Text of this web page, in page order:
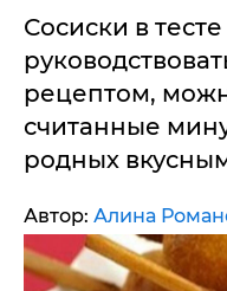
Сосиски в
рецептом,
считанные
родных
Автор: Алина